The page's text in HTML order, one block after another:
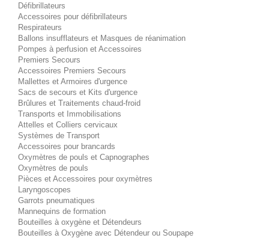
Défibrillateurs
Accessoires pour défibrillateurs
Respirateurs
Ballons insufflateurs et Masques de réanimation
Pompes à perfusion et Accessoires
Premiers Secours
Accessoires Premiers Secours
Mallettes et Armoires d'urgence
Sacs de secours et Kits d'urgence
Brûlures et Traitements chaud-froid
Transports et Immobilisations
Attelles et Colliers cervicaux
Systèmes de Transport
Accessoires pour brancards
Oxymètres de pouls et Capnographes
Oxymètres de pouls
Pièces et Accessoires pour oxymètres
Laryngoscopes
Garrots pneumatiques
Mannequins de formation
Bouteilles à oxygène et Détendeurs
Bouteilles à Oxygène avec Détendeur ou Soupape